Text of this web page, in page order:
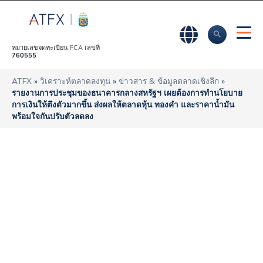
หมายเลขจดทะเบียน FCA เลขที่
760555
ATFX » วิเคราะห์ตลาดลงทุน » ข่าวสาร & ข้อมูลตลาดเชิงลึก »
รายงานการประชุมของธนาคารกลางสหรัฐฯ เผยต้องการทำนโยบาย
การเงินให้ตึงตัวมากขึ้น ส่งผลให้ตลาดหุ้น ทองคำ และราคาน้ำมัน
พร้อมใจกันปรับตัวลดลง